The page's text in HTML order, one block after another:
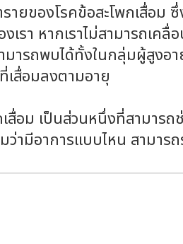
ของโรคข้อสะโพกเสื่อม
รา หากเราไม่สามารถเค
มารถพบได้ทั้งในกลุ่มผู้สูง
เสื่อมลงตามอายุ
สื่อม เป็นส่วนหนึ่งที่สามาร
ว่ามีอาการแบบไหน สามาร